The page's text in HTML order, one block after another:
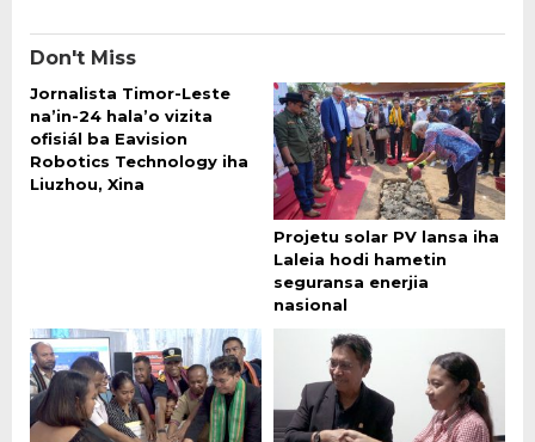
Don't Miss
Jornalista Timor-Leste
na’in-24 hala’o vizita
ofisiál ba Eavision
Robotics Technology iha
Liuzhou, Xina
Projetu solar PV lansa iha
Laleia hodi hametin
seguransa enerjia
nasional